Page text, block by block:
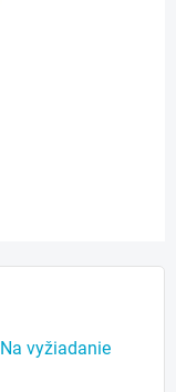
Na vyžiadanie